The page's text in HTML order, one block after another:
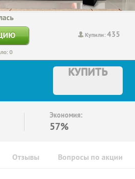
Купили:435
0
КУПИТЬ
Экономия:
57%
Отзывы Вопросы по акции